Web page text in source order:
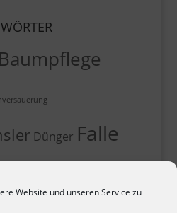
Website und unseren Service zu
Baumpflege
Dünger Falle
Leimklebefalle